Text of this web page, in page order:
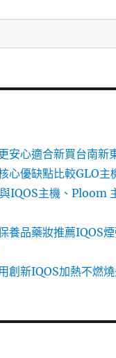
安心適合新買台南新
心優缺點比較GLO主
IQOS主機、Ploom
養品藥妝推薦IQOS
創新IQOS加熱不燃